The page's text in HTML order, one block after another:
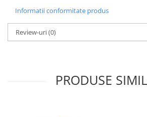
Informatii conformitate produs
Review-uri(0)
PRODUSE